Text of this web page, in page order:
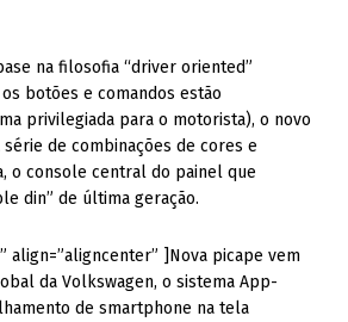
na filosofia “driver oriented”
botões e comandos estão
privilegiada para o motorista), o novo
de combinações de cores e
o console central do painel que
din” de última geração.
align=”aligncenter” ]Nova picape vem
da Volkswagen, o sistema App-
de smartphone na tela